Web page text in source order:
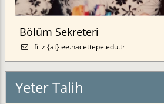
Bölüm Sekreteri
filiz {at} ee.hacettepe.edu.tr
Yeter Talih